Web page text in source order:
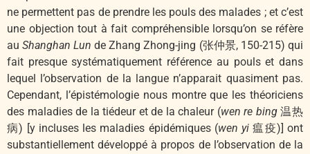
ne permettent pas de prendre les pouls des malades ; et c’est
une objection tout à fait compréhensible lorsqu’on se réfère
auShanghan Lun de Zhang Zhong-jing (张仲景, 150-215) qui
fait presque systématiquement référence au pouls et dans
lequel l’observation de la langue n’apparait quasiment pas.
Cependant, l’épistémologie nous montre que les théoriciens
des maladies de la tiédeur et de la chaleur (wen re bing温热
病) [y incluses les maladies épidémiques (wen yi瘟疫)] ont
substantiellement développé à propos de l’observation de la